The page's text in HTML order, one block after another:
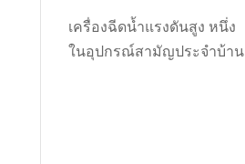
เครื่องฉีดน้ำแรงดันสูง หนึ่ง
ในอุปกรณ์สามัญประจำบ้าน